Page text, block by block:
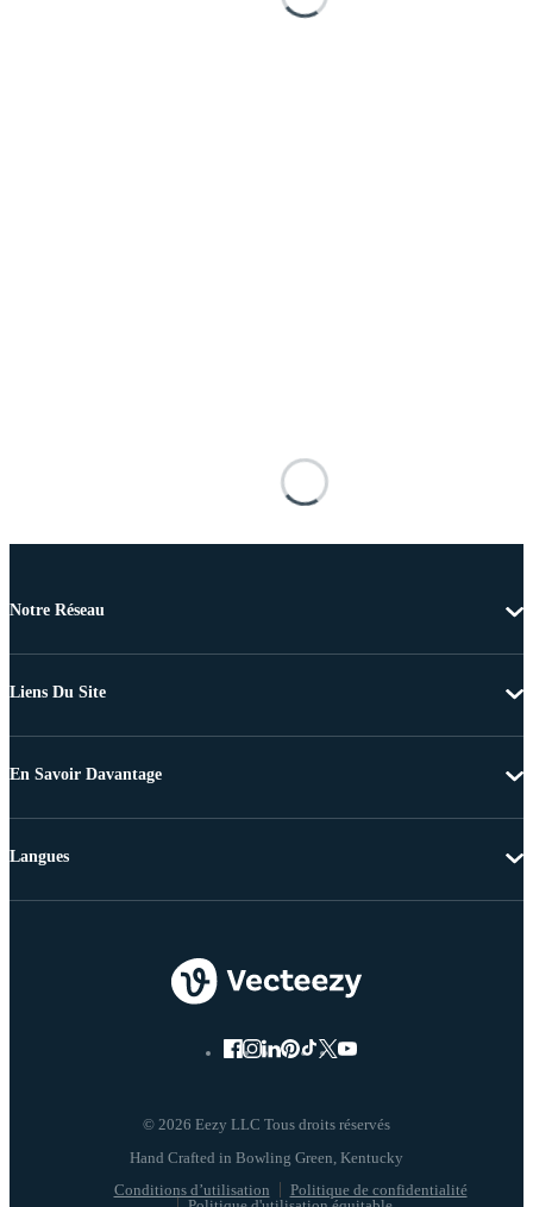
Notre Réseau
Liens Du Site
En Savoir Davantage
© 2026 Eezy LLC Tous droits réservés
Conditions d’utilisation
Politique de confidentialité
Langues